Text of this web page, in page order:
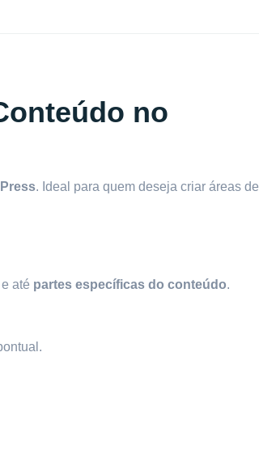
no
. Ideal para quem deseja criar áreas de
até partes específicas do conteúdo.